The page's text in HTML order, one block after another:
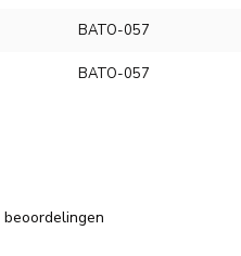
BATO-057
BATO-057
beoordelingen